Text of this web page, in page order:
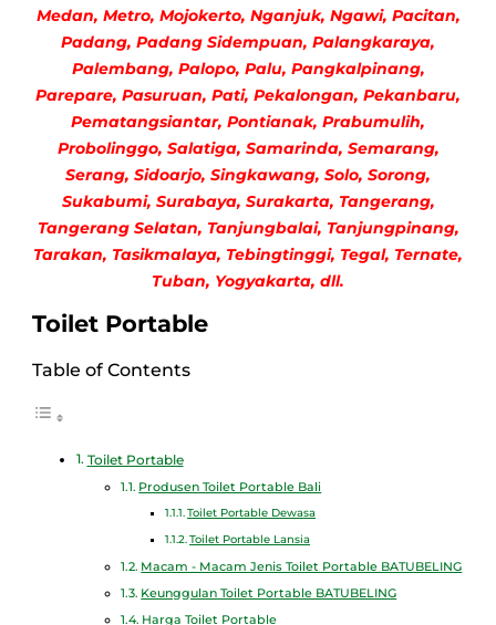
Medan, Metro, Mojokerto, Nganjuk, Ngawi, Pacitan,
Padang, Padang Sidempuan, Palangkaraya,
Palembang, Palopo, Palu, Pangkalpinang,
Parepare, Pasuruan, Pati, Pekalongan, Pekanbaru,
Pematangsiantar, Pontianak, Prabumulih,
Probolinggo, Salatiga, Samarinda, Semarang,
Serang, Sidoarjo, Singkawang, Solo, Sorong,
Sukabumi, Surabaya, Surakarta, Tangerang,
Tangerang Selatan, Tanjungbalai, Tanjungpinang,
Tarakan, Tasikmalaya, Tebingtinggi, Tegal, Ternate,
Tuban, Yogyakarta, dll.
Toilet Portable
Table of Contents
Toilet Portable
Produsen Toilet Portable Bali
Toilet Portable Dewasa
Toilet Portable Lansia
Macam - Macam Jenis Toilet Portable BATUBELING
Keunggulan Toilet Portable BATUBELING
Harga Toilet Portable